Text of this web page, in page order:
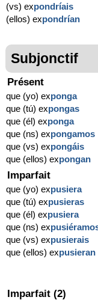
(vs) expondríais
(ellos) expondrían
Subjonctif
Présent
que (yo) exponga
que (tú) expongas
que (él) exponga
que (ns) expongamos
que (vs) expongáis
que (ellos) expongan
Imparfait
que (yo) expusiera
que (tú) expusieras
que (él) expusiera
que (ns) ex
que (vs) expusierais
que (ellos) expusieran
Imparfait (2)